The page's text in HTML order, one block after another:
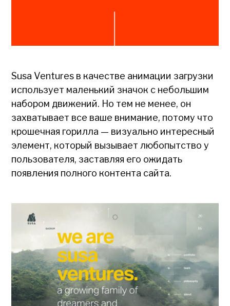
Susa Ventures в качестве анимации загрузки
использует маленький значок с небольшим
набором движений. Но тем не менее, он
захватывает все ваше внимание, потому что
крошечная горилла — визуально интересный
элемент, который вызывает любопытство у
пользователя, заставляя его ожидать
появления полного контента сайта.